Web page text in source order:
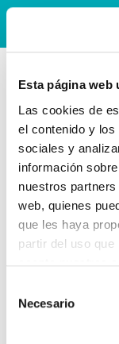
Esta página web
Las cookies de
el contenido y
sociales y
información
nuestros
web, quienes
que les haya
partir del uso
Necesario